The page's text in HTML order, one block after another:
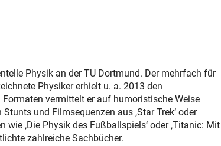
Physik an der TU Dortmund. Der mehrfach für
Physiker erhielt u. a. 2013 den
vermittelt er auf humoristische Weise
und Filmsequenzen aus ‚Star Trek‘ oder
wie ‚Die Physik des Fußballspiels‘ oder ‚Titanic: Mit
zahlreiche Sachbücher.